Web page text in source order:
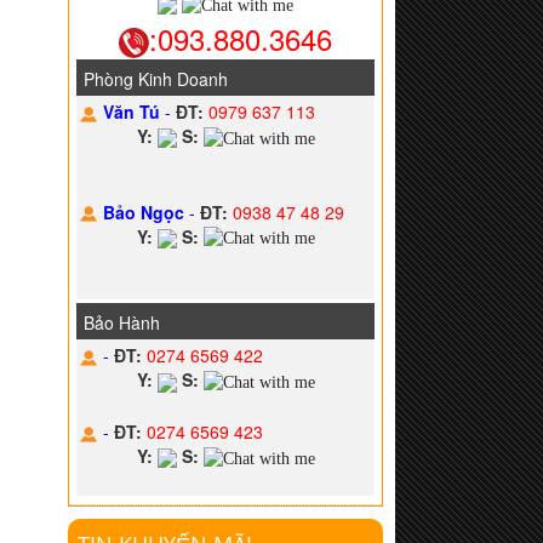
:093.880.3646
Phòng Kinh Doanh
Văn Tú-ĐT: 0979 637 113
Y:
S:
Bảo Ngọc-ĐT: 0938 47 48 29
Y:
S:
Bảo Hành
-ĐT: 0274 6569 422
Y:
S:
-ĐT: 0274 6569 423
Y:
S: